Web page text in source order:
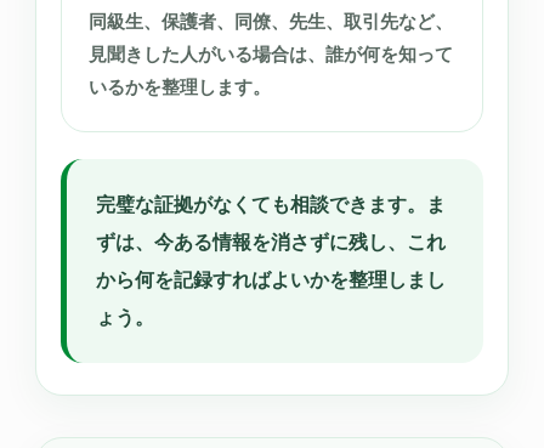
同級生、保護者、同僚、先生、取引先など、
見聞きした人がいる場合は、誰が何を知って
いるかを整理します。
完璧な証拠がなくても相談できます。ま
ずは、今ある情報を消さずに残し、これ
から何を記録すればよいかを整理しまし
ょう。